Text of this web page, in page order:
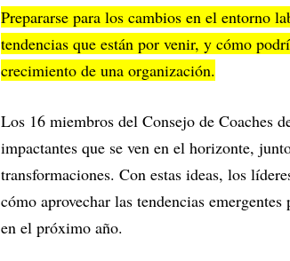
Prepararse para los cambios en el entorno
tendencias que están por venir, y cómo
crecimiento de una organización.
Los 16 miembros del Consejo de Coaches
impactantes que se ven en el horizonte,
transformaciones. Con estas ideas, los
cómo aprovechar las tendencias
en el próximo año.